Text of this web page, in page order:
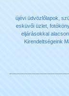
újévi üdvözlőlapok,
esküvői üzlet,
eljárásokkal
Kirendeltségeink